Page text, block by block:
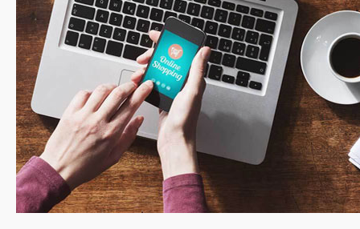
Πολλαπλές μέθοδοι πληρωμής
Ενσωμάτωση σελίδων κειμένου, φωτογραφίες
, videos